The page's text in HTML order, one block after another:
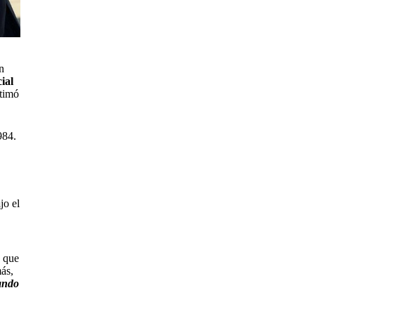
el
que